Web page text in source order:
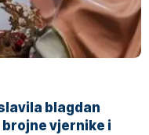
blagdan
vjernike i